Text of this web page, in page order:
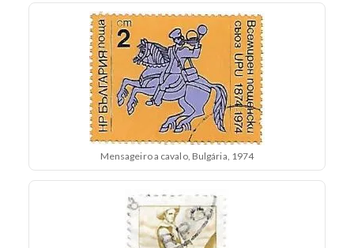
Mensageiro a cavalo, Bulgária, 1974